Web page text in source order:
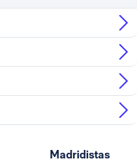
Madridistas